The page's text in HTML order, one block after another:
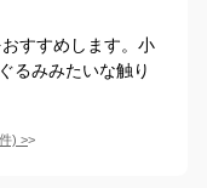
すすめします。小
るみみたいな触り
件) >